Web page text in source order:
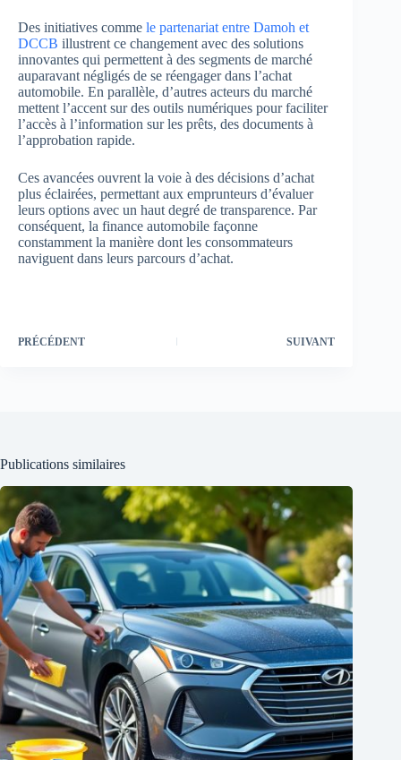
Des initiatives comme le partenariat entre Damoh et
DCCB illustrent ce changement avec des solutions
innovantes qui permettent à des segments de marché
auparavant négligés de se réengager dans l’achat
automobile. En parallèle, d’autres acteurs du marché
mettent l’accent sur des outils numériques pour faciliter
l’accès à l’information sur les prêts, des documents à
l’approbation rapide.
Ces avancées ouvrent la voie à des décisions d’achat
plus éclairées, permettant aux emprunteurs d’évaluer
leurs options avec un haut degré de transparence. Par
conséquent, la finance automobile façonne
constamment la manière dont les consommateurs
naviguent dans leurs parcours d’achat.
PRÉCÉDENT SUIVANT
Publications similaires